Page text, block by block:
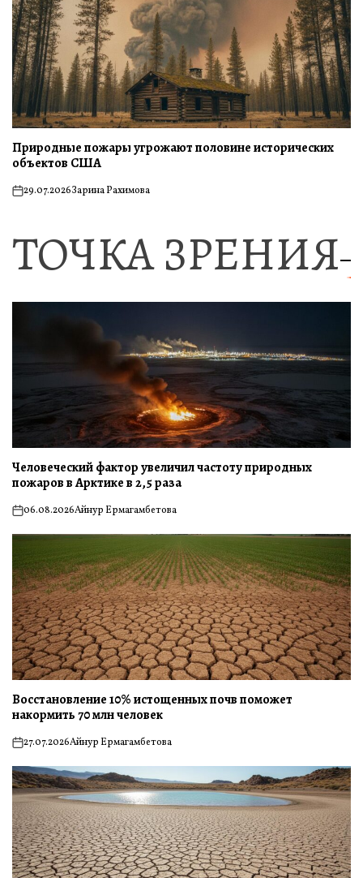
Природные пожары угрожают половине исторических
объектов США
on29.07.2026Зарина Рахимова
ТОЧКА ЗРЕНИЯ
Человеческий фактор увеличил частоту природных
пожаров в Арктике в 2,5 раза
on06.08.2026Айнур Ермагамбетова
Восстановление 10% истощенных почв поможет
накормить 70 млн человек
on27.07.2026Айнур Ермагамбетова